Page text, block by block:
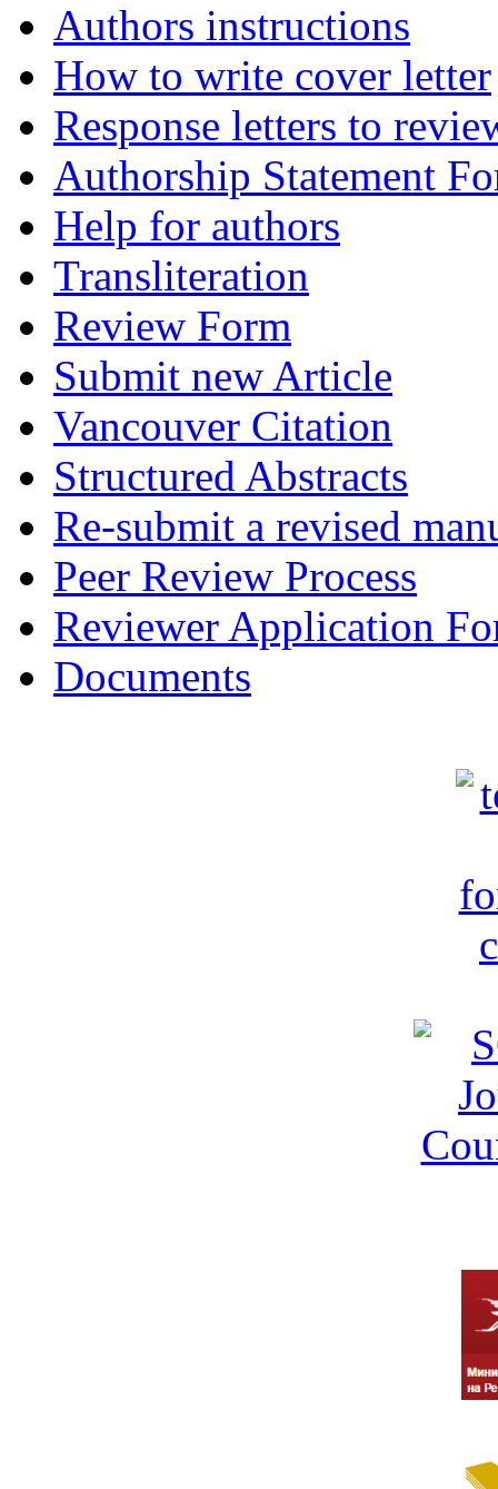
Authors instructions
How to write cover letter
Response letters to
Authorship Statement
Help for authors
Transliteration
Review Form
Submit new Article
Vancouver Citation
Structured Abstracts
Re-submit a revised
Peer Review Process
Reviewer Application
Documents